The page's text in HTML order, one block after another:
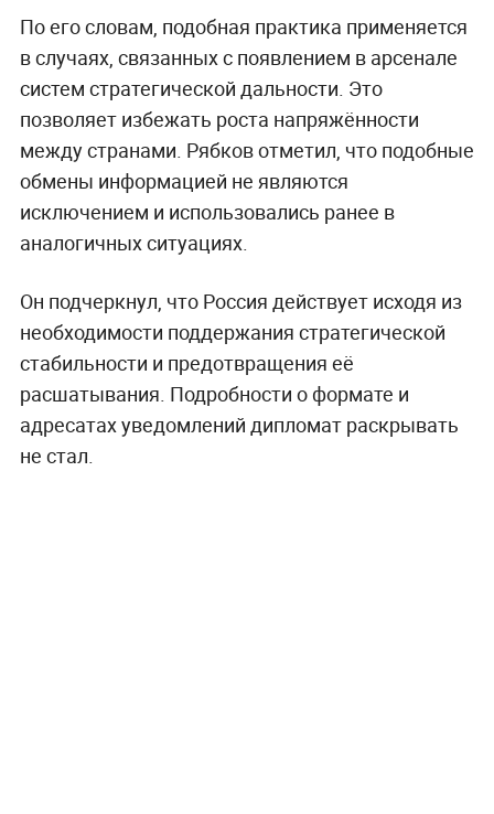
По его словам, подобная практика применяется
в случаях, связанных с появлением в арсенале
систем стратегической дальности. Это
позволяет избежать роста напряжённости
между странами. Рябков отметил, что подобные
обмены информацией не являются
исключением и использовались ранее в
аналогичных ситуациях.
Он подчеркнул, что Россия действует исходя из
необходимости поддержания стратегической
стабильности и предотвращения её
расшатывания. Подробности о формате и
адресатах уведомлений дипломат раскрывать
не стал.